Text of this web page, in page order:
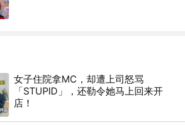
女子住院拿MC，却遭上司怒骂
「STUPID」，还勒令她马上回来开
店！